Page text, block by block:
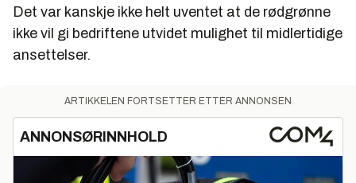
Det var kanskje ikke helt uventet at de rødgrønne
ikke vil gi bedriftene utvidet mulighet til midlertidige
ansettelser.
ARTIKKELEN FORTSETTER ETTER ANNONSEN
ANNONSØRINNHOLD